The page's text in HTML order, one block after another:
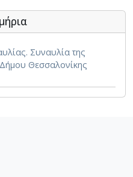
Συναυλία της
Θεσσαλονίκης